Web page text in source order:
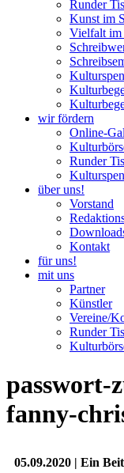
Runder
Kunst im
Vielfalt im
wir fördern
Online-
Runder
über uns!
Vorstand
Kontakt
für uns!
mit uns
Partner
Künstler
Vereine/
Runder
passwort-
fanny-
05.09.2020 | Ein